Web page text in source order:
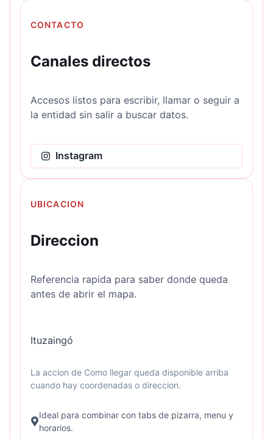
CONTACTO
Canales directos
Accesos listos para escribir, llamar o seguir a
la entidad sin salir a buscar datos.
Instagram
UBICACION
Direccion
Referencia rapida para saber donde queda
antes de abrir el mapa.
Ituzaingó
La accion de Como llegar queda disponible arriba
cuando hay coordenadas o direccion.
Ideal para combinar con tabs de pizarra, menu y
horarios.